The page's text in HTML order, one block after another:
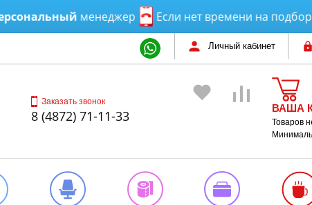
менеджер Если нет времени на подбор
Личный кабинет
Заказать звонок
8 (4872) 71-11-33 ВАША
Товаров